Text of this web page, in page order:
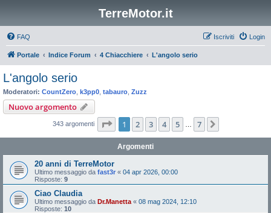
TerreMotor.it
FAQ Login
Iscriviti
Portale Indice Forum 4 Chiacchiere L'angolo serio
L'angolo serio
Moderatori: CountZero k3pp0 tabauro Zuzz
Nuovo argomento
343 argomenti Pagina di
1 2 3 4 5 7
Argomenti
20 anni di TerreMotor
Ultimo messaggio da fast3r « 04 apr 2026, 00:00
Risposte: 9
Ciao Claudia
Ultimo messaggio da Dr.Manetta « 08 mag 2024, 12:10
Risposte: 10